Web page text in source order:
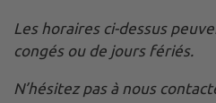
Les horaires ci-dessus
congés ou de jours fériés.
N’hésitez pas à nous